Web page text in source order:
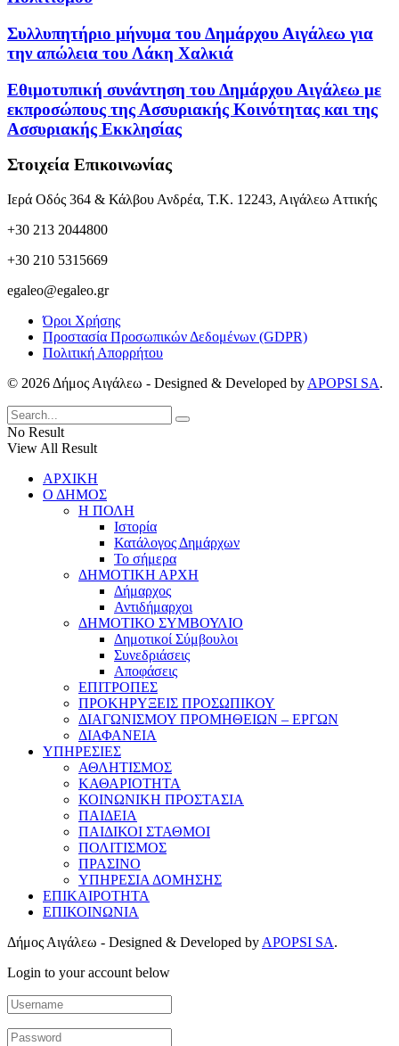
Συλλυπητήριο μήνυμα του Δημάρχου Αιγάλεω για
την απώλεια του Λάκη Χαλκιά
Εθιμοτυπική συνάντηση του Δημάρχου Αιγάλεω με
εκπροσώπους της Ασσυριακής Κοινότητας και της
Ασσυριακής Εκκλησίας
Στοιχεία Επικοινωνίας
Ιερά Οδός 364 & Κάλβου Ανδρέα, Τ.Κ. 12243, Αιγάλεω Αττικής
+30 213 2044800
+30 210 5315669
egaleo@egaleo.gr
Όροι Χρήσης
Προστασία Προσωπικών Δεδομένων (GDPR)
Πολιτική Απορρήτου
© 2026 Δήμος Αιγάλεω - Designed & Developed by APOPSI SA.
No Result
View All Result
ΑΡΧΙΚΗ
Ο ΔΗΜΟΣ
Η ΠΟΛΗ
Ιστορία
Κατάλογος Δημάρχων
Το σήμερα
ΔΗΜΟΤΙΚΗ ΑΡΧΗ
Δήμαρχος
Αντιδήμαρχοι
ΔΗΜΟΤΙΚΟ ΣΥΜΒΟΥΛΙΟ
Δημοτικοί Σύμβουλοι
Συνεδριάσεις
Αποφάσεις
ΕΠΙΤΡΟΠΕΣ
ΠΡΟΚΗΡΥΞΕΙΣ ΠΡΟΣΩΠΙΚΟΥ
ΔΙΑΓΩΝΙΣΜΟΥ ΠΡΟΜΗΘΕΙΩΝ – ΕΡΓΩΝ
ΔΙΑΦΑΝΕΙΑ
ΥΠΗΡΕΣΙΕΣ
ΑΘΛΗΤΙΣΜΟΣ
ΚΑΘΑΡΙΟΤΗΤΑ
ΚΟΙΝΩΝΙΚΗ ΠΡΟΣΤΑΣΙΑ
ΠΑΙΔΕΙΑ
ΠΑΙΔΙΚΟΙ ΣΤΑΘΜΟΙ
ΠΟΛΙΤΙΣΜΟΣ
ΠΡΑΣΙΝΟ
ΥΠΗΡΕΣΙΑ ΔΟΜΗΣΗΣ
ΕΠΙΚΑΙΡΟΤΗΤΑ
ΕΠΙΚΟΙΝΩΝΙΑ
Δήμος Αιγάλεω - Designed & Developed by APOPSI SA.
Login to your account below